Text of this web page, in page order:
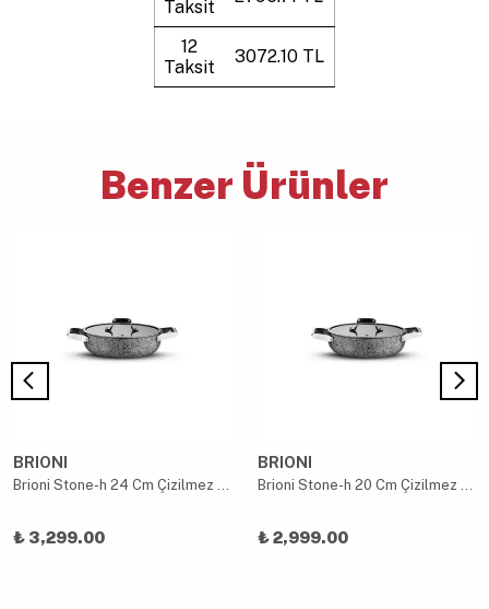
Taksit
12
Taksit
3072.10 TL
Benzer Ürünler
BRIONI
Brioni Stone-h 24 Cm Çizilmez Yanmaz Yapışmaz Indüksiyon Sahan
₺ 3,299.00
BRIONI
Brioni Stone-h 20 Cm Çizilmez Yanmaz Yapışmaz Indüksiyon Sahan
₺ 2,999.00